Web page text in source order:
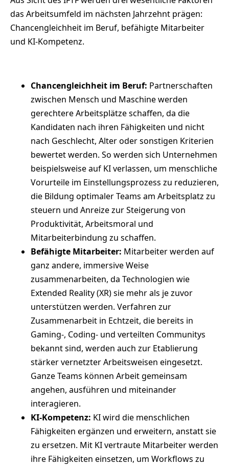
das Arbeitsumfeld im nächsten Jahrzehnt prägen:
Chancengleichheit im Beruf, befähigte Mitarbeiter
und KI-Kompetenz.
Chancengleichheit im Beruf: Partnerschaften
zwischen Mensch und Maschine werden
gerechtere Arbeitsplätze schaffen, da die
Kandidaten nach ihren Fähigkeiten und nicht
nach Geschlecht, Alter oder sonstigen Kriterien
bewertet werden. So werden sich Unternehmen
beispielsweise auf KI verlassen, um menschliche
Vorurteile im Einstellungsprozess zu reduzieren,
die Bildung optimaler Teams am Arbeitsplatz zu
steuern und Anreize zur Steigerung von
Produktivität, Arbeitsmoral und
Mitarbeiterbindung zu schaffen.
Befähigte Mitarbeiter: Mitarbeiter werden auf
ganz andere, immersive Weise
zusammenarbeiten, da Technologien wie
Extended Reality (XR) sie mehr als je zuvor
unterstützen werden. Verfahren zur
Zusammenarbeit in Echtzeit, die bereits in
Gaming-, Coding- und verteilten Communitys
bekannt sind, werden auch zur Etablierung
stärker vernetzter Arbeitsweisen eingesetzt.
Ganze Teams können Arbeit gemeinsam
angehen, ausführen und miteinander
interagieren.
KI-Kompetenz: KI wird die menschlichen
Fähigkeiten ergänzen und erweitern, anstatt sie
zu ersetzen. Mit KI vertraute Mitarbeiter werden
ihre Fähigkeiten einsetzen, um Workflows zu